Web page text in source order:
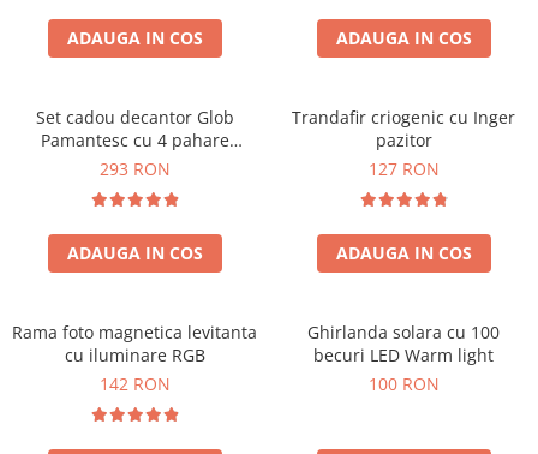
Cadouri Fete
Pentru Copilul din tine
Cadouri de Casa Noua
Cadouri Majorat
Cadouri pentru Nasi
Cadouri pentru Bunici
Cadouri pentru Prieteni
Cel ce are tot
Cadouri Nunta si Cununie civila
Cani si Termosuri
Jocuri si Puzzle
Seturi de caligrafie
Cadouri Sfantul Alexandru
Cadouri Constantin si Elena
Cadouri Sfanta Maria
Cadouri Sfintii Mihail si Gavriil
ADAUGA IN COS ADAUGA IN COS
Set cadou decantor Glob
Pamantesc cu 4 pahare
Deluxe
293 RON
ADAUGA IN COS
Trandafir criogenic cu Inger
pazitor
127 RON
ADAUGA IN COS
Rama foto magnetica levitanta
cu iluminare RGB
142 RON
Ghirlanda solara cu 100
becuri LED Warm light
100 RON